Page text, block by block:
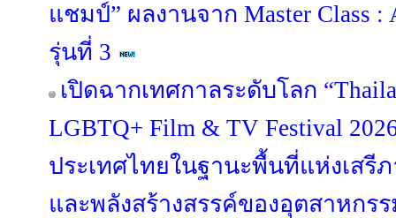
แชมป์” ผลงานจาก Master Class :
รุ่นที่ 3
เปิดฉากเทศกาลระดับโลก
LGBTQ+ Film & TV Festival
ประเทศไทยในฐานะพื้นที่แห่งเสรี
และพลังสร้างสรรค์ของอุตสาหกร